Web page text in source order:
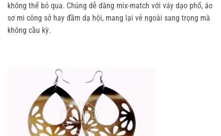
không thể bỏ qua. Chúng dễ dàng mix-match với váy dạo phố, áo
sơ mi công sở hay đầm dạ hội, mang lại vẻ ngoài sang trọng mà
không cầu kỳ.